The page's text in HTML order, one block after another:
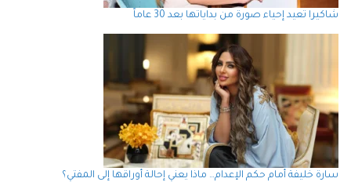
شاكيرا تعيد إحياء صورة من بداياتها بعد 30 عاماً
سارة خليفة أمام حكم الإعدام… ماذا يعني إحالة أوراقها إلى المفتي؟